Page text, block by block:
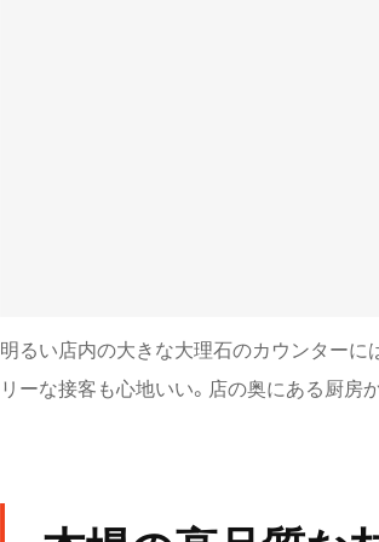
明るい店内の大きな大理石のカウンター
リーな接客も心地いい。店の奥にある厨房